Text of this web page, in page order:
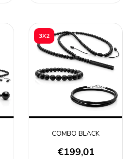
3X2
COMBO BLACK
€199,01